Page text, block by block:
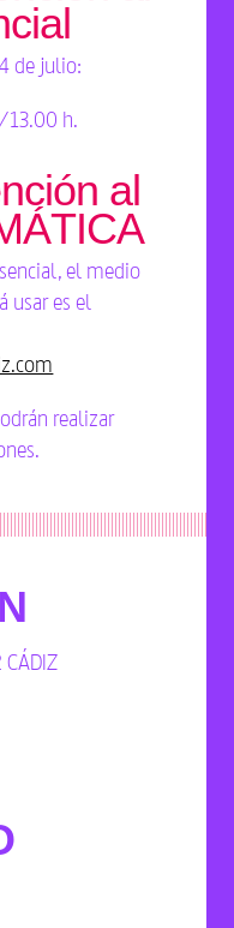
de julio:
13.00 h.
al
el medio
usar es el
realizar